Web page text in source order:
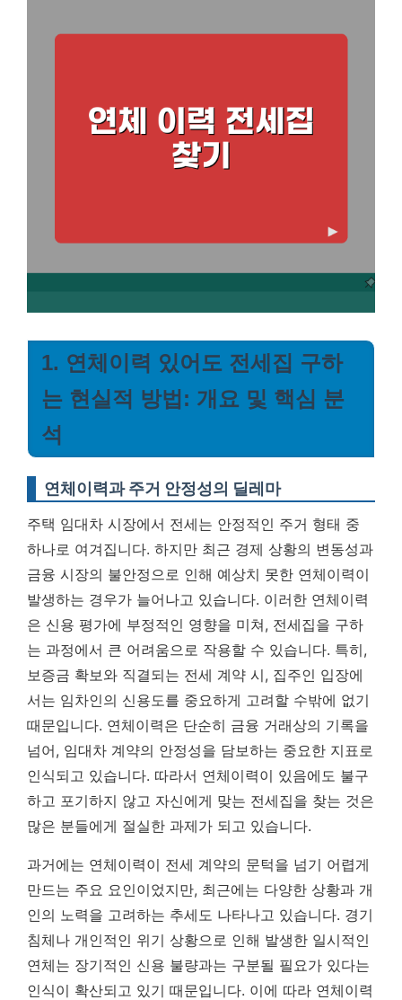
1. 연체이력 있어도 전세집 구하
는 현실적 방법: 개요 및 핵심 분
석
연체이력과 주거 안정성의 딜레마
주택 임대차 시장에서 전세는 안정적인 주거 형태 중
하나로 여겨집니다. 하지만 최근 경제 상황의 변동성과
금융 시장의 불안정으로 인해 예상치 못한 연체이력이
발생하는 경우가 늘어나고 있습니다. 이러한 연체이력
은 신용 평가에 부정적인 영향을 미쳐, 전세집을 구하
는 과정에서 큰 어려움으로 작용할 수 있습니다. 특히,
보증금 확보와 직결되는 전세 계약 시, 집주인 입장에
서는 임차인의 신용도를 중요하게 고려할 수밖에 없기
때문입니다. 연체이력은 단순히 금융 거래상의 기록을
넘어, 임대차 계약의 안정성을 담보하는 중요한 지표로
인식되고 있습니다. 따라서 연체이력이 있음에도 불구
하고 포기하지 않고 자신에게 맞는 전세집을 찾는 것은
많은 분들에게 절실한 과제가 되고 있습니다.
과거에는 연체이력이 전세 계약의 문턱을 넘기 어렵게
만드는 주요 요인이었지만, 최근에는 다양한 상황과 개
인의 노력을 고려하는 추세도 나타나고 있습니다. 경기
침체나 개인적인 위기 상황으로 인해 발생한 일시적인
연체는 장기적인 신용 불량과는 구분될 필요가 있다는
인식이 확산되고 있기 때문입니다. 이에 따라 연체이력